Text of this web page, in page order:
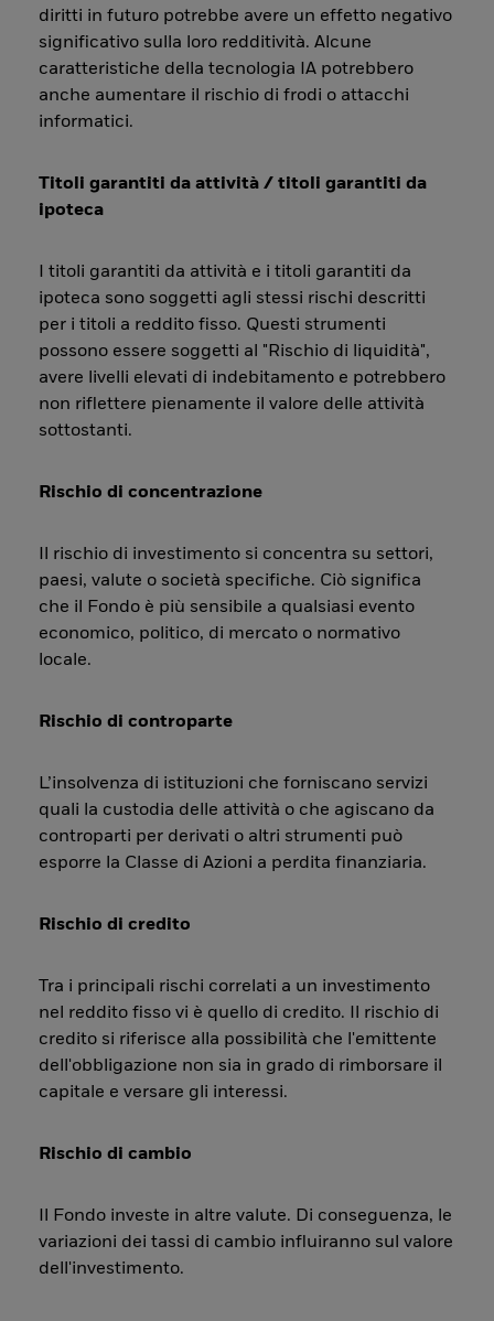
diritti in futuro potrebbe avere un effetto negativo
significativo sulla loro redditività. Alcune
caratteristiche della tecnologia IA potrebbero
anche aumentare il rischio di frodi o attacchi
informatici.
Titoli garantiti da attività / titoli garantiti da
ipoteca
I titoli garantiti da attività e i titoli garantiti da
ipoteca sono soggetti agli stessi rischi descritti
per i titoli a reddito fisso. Questi strumenti
possono essere soggetti al "Rischio di liquidità",
avere livelli elevati di indebitamento e potrebbero
non riflettere pienamente il valore delle attività
sottostanti.
Rischio di concentrazione
Il rischio di investimento si concentra su settori,
paesi, valute o società specifiche. Ciò significa
che il Fondo è più sensibile a qualsiasi evento
economico, politico, di mercato o normativo
locale.
Rischio di controparte
L’insolvenza di istituzioni che forniscano servizi
quali la custodia delle attività o che agiscano da
controparti per derivati o altri strumenti può
esporre la Classe di Azioni a perdita finanziaria.
Rischio di credito
Tra i principali rischi correlati a un investimento
nel reddito fisso vi è quello di credito. Il rischio di
credito si riferisce alla possibilità che l'emittente
dell'obbligazione non sia in grado di rimborsare il
capitale e versare gli interessi.
Rischio di cambio
Il Fondo investe in altre valute. Di conseguenza, le
variazioni dei tassi di cambio influiranno sul valore
dell'investimento.